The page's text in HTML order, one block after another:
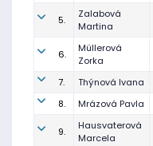
5.
Zalabová
Martina
6.
Müllerová
Zorka
7. Thýnová Ivana
8.
Mrázová Pavla
9.
Hausvaterová
Marcela